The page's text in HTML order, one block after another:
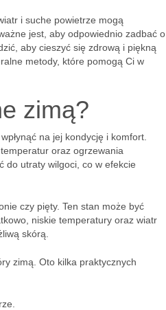
i suche powietrze mogą
jest, aby odpowiednio zadbać o
aby cieszyć się zdrową i piękną
metody, które pomogą Ci w
zimą?
na jej kondycję i komfort.
oraz ogrzewania
do utraty wilgoci, co w efekcie
czy pięty. Ten stan może być
niskie temperatury oraz wiatr
skórą.
zimą. Oto kilka praktycznych